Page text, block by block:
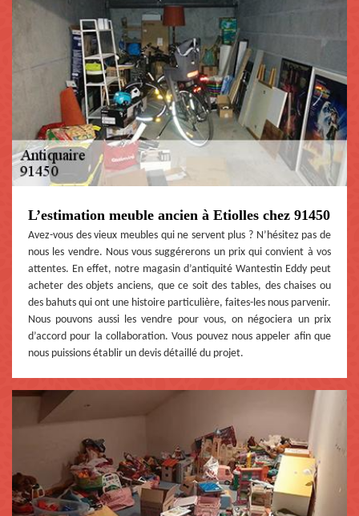
L’estimation meuble ancien à Etiolles chez 91450
Avez-vous des vieux meubles qui ne servent plus ? N’hésitez pas de
nous les vendre. Nous vous suggérerons un prix qui convient à vos
attentes. En effet, notre magasin d’antiquité Wantestin Eddy peut
acheter des objets anciens, que ce soit des tables, des chaises ou
des bahuts qui ont une histoire particulière, faites-les nous parvenir.
Nous pouvons aussi les vendre pour vous, on négociera un prix
d’accord pour la collaboration. Vous pouvez nous appeler afin que
nous puissions établir un devis détaillé du projet.